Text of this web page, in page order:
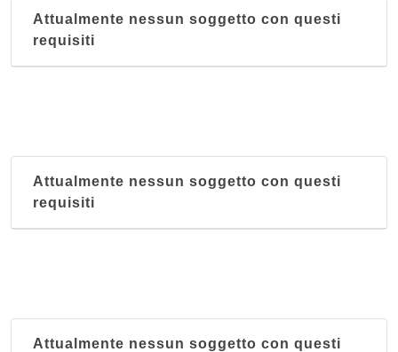
Attualmente nessun soggetto con questi
requisiti
Attualmente nessun soggetto con questi
requisiti
Attualmente nessun soggetto con questi